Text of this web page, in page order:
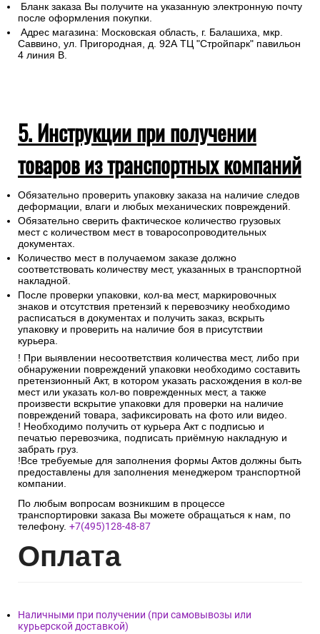
Бланк заказа Вы получите на указанную электронную почту
после оформления покупки.
Адрес магазина: Московская область, г. Балашиха, мкр.
Саввино, ул. Пригородная, д. 92А ТЦ "Стройпарк" павильон
4 линия В.
5. Инструкции при получении
товаров из транспортных компаний
Обязательно проверить упаковку заказа на наличие следов
деформации, влаги и любых механических повреждений.
Обязательно сверить фактическое количество грузовых
мест с количеством мест в товаросопроводительных
документах.
Количество мест в получаемом заказе должно
соответствовать количеству мест, указанных в транспортной
накладной.
После проверки упаковки, кол-ва мест, маркировочных
знаков и отсутствия претензий к перевозчику необходимо
расписаться в документах и получить заказ, вскрыть
упаковку и проверить на наличие боя в присутствии
курьера.
! При выявлении несоответствия количества мест, либо при
обнаружении повреждений упаковки необходимо составить
претензионный Акт, в котором указать расхождения в кол-ве
мест или указать кол-во поврежденных мест, а также
произвести вскрытие упаковки для проверки на наличие
повреждений товара, зафиксировать на фото или видео.
! Необходимо получить от курьера Акт с подписью и
печатью перевозчика, подписать приёмную накладную и
забрать груз.
!Все требуемые для заполнения формы Актов должны быть
предоставлены для заполнения менеджером транспортной
компании.
По любым вопросам возникшим в процессе
транспортировки заказа Вы можете обращаться к нам, по
телефону. +7(495)128-48-87
Оплата
Наличными при получении (при самовывозы или
курьерской доставкой)